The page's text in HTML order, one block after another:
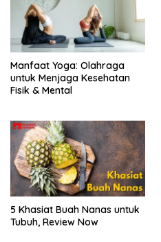
Manfaat Yoga: Olahraga
untuk Menjaga Kesehatan
Fisik & Mental
5 Khasiat Buah Nanas untuk
Tubuh, Review Now